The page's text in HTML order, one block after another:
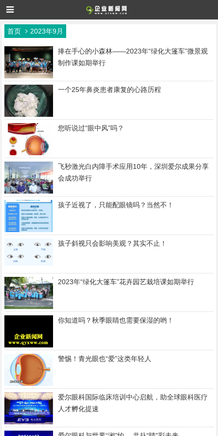
首页 2023年9月
捧在手心的小森林——2023年“绿化大篷车”微景观
制作课如期举行
一个25年鼻炎患者康复的心路历程
您听说过“眼中风”吗？
飞秒激光白内障手术应用10年，深圳爱尔成果分享
会成功举行
孩子近视了，只能配眼镜吗？当然不！
孩子斜视只会影响美观？其实不止！
2023年“绿化大篷车”花卉园艺栽培课如期举行
你知道吗？秋季眼睛也需要保湿的哟！
警惕！青光眼也“爱”这类年轻人
爱尔眼科国际临床培训中心启航，助全球眼科医疗
人才孵化提速